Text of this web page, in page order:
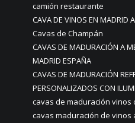
camión restaurante
CAVA DE VINOS EN MADRID
Cavas de Champán
CAVAS DE MADURACIÓN A
MADRID ESPAÑA
CAVAS DE MADURACIÓN
PERSONALIZADOS CON
cavas de maduración vinos
cavas maduración de vinos